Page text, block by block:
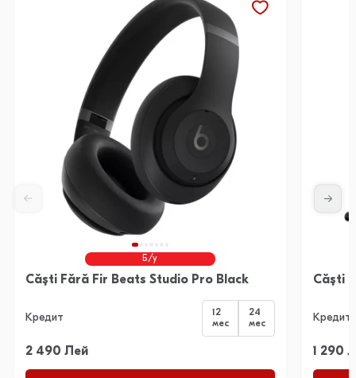
Б/у
Căști Fără Fir Beats Studio Pro Black
Кредит
12
мес
24
мес
2 490 Лей
Căști
Кредит
1 290